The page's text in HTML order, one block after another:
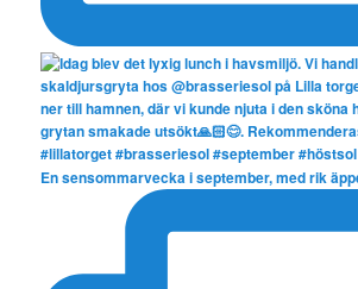
En sensommarvecka i september, med rik